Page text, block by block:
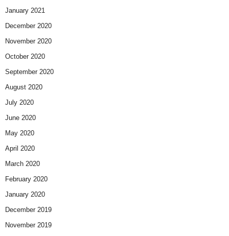
January 2021
December 2020
November 2020
October 2020
September 2020
August 2020
July 2020
June 2020
May 2020
April 2020
March 2020
February 2020
January 2020
December 2019
November 2019